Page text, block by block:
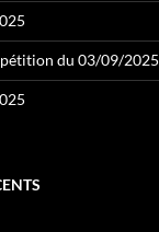
du 03/09/2025